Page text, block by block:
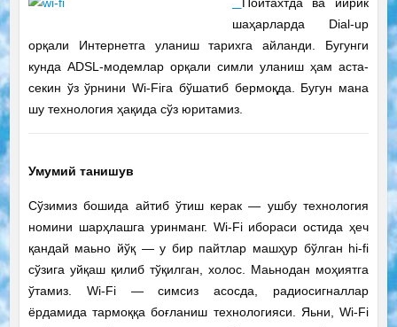
шаҳарларда Dial-up
орқали Интернетга уланиш тарихга айланди. Бугунги
кунда ADSL-модемлар орқали симли уланиш ҳам аста-
секин ўз ўрнини Wi-Fiга бўшатиб бермоқда. Бугун мана
шу технология ҳақида сўз юритамиз.
Умумий танишув
Сўзимиз бошида айтиб ўтиш керак — ушбу технология
номини шарҳлашга уринманг. Wi-Fi ибораси остида ҳеч
қандай маьно йўқ — у бир пайтлар машҳур бўлган hi-fi
сўзига уйқаш қилиб тўқилган, холос. Маьнодан моҳиятга
ўтамиз. Wi-Fi — симсиз асосда, радиосигналлар
ёрдамида тармоққа боғланиш технологияси. Яьни, Wi-Fi